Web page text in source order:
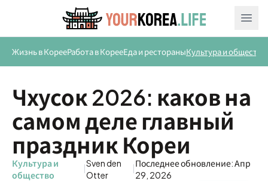
Жизнь в КорееРабота в КорееЕда и рестораныКультура и общество
Чхусок 2026: каков на
самом деле главный
праздник Кореи
Культура и
общество
|Sven den
Otter
|Последнее обновление: Апр
29, 2026